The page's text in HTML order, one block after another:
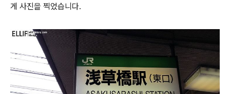
게 사진을 찍었습니다.